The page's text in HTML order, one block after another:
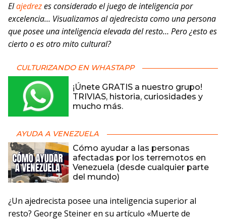
Elajedrezes considerado el juego de inteligencia por
excelencia… Visualizamos al ajedrecista como una persona
que posee una inteligencia elevada del resto… Pero ¿esto es
cierto o es otro mito cultural?
CULTURIZANDO EN WHASTAPP
¡Únete GRATIS a nuestro grupo!
TRIVIAS, historia, curiosidades y
mucho más.
AYUDA A VENEZUELA
Cómo ayudar a las personas
afectadas por los terremotos en
Venezuela (desde cualquier parte
del mundo)
¿Un ajedrecista posee una inteligencia superior al
resto? George Steiner en su artículo «Muerte de